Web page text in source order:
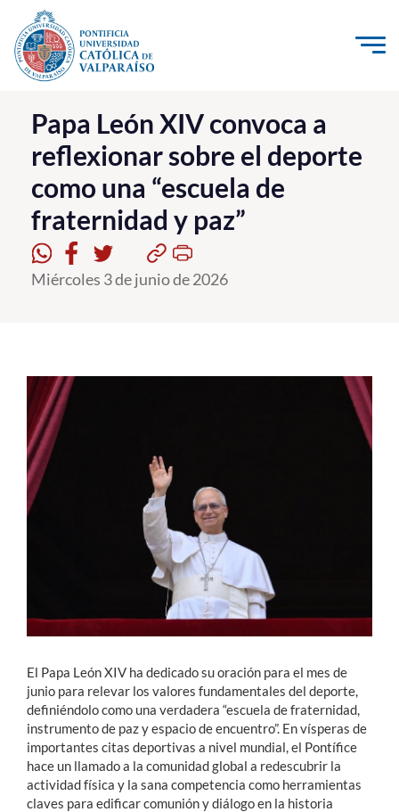
Click acá para ir directamente al contenido
La Universidad
Investigación, Creación e Innovación
PUCV Internacional
Vinculación con el Medio
Admisión
Formación Continua
Estudiantes
Académicos
Funcionarios
English
Papa León XIV convoca a
reflexionar sobre el deporte
como una “escuela de
fraternidad y paz”
Miércoles 3 de junio de 2026
El Papa León XIV ha dedicado su oración para el mes de
junio para relevar los valores fundamentales del deporte,
definiéndolo como una verdadera “escuela de fraternidad,
instrumento de paz y espacio de encuentro”. En vísperas de
importantes citas deportivas a nivel mundial, el Pontífice
hace un llamado a la comunidad global a redescubrir la
actividad física y la sana competencia como herramientas
claves para edificar comunión y diálogo en la historia